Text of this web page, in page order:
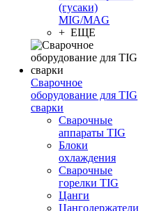
(гусаки)
MIG/MAG
+ ЕЩЕ
Сварочное
оборудование для TIG
сварки
Сварочные
аппараты TIG
Блоки
охлаждения
Сварочные
горелки TIG
Цанги
Цангодержатели